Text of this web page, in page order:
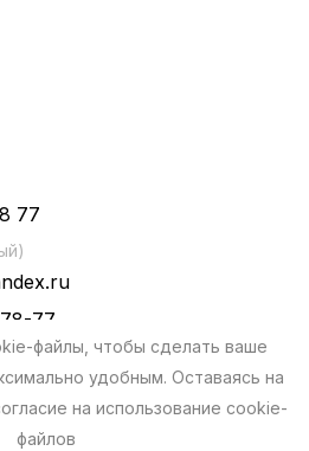
файлы, чтобы сделать ваше
удобным. Оставаясь на
на использование cookie-
файлов
77
77